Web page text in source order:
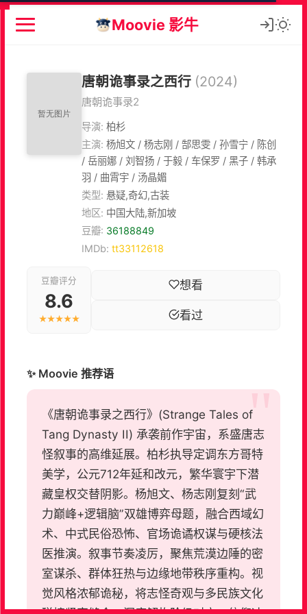
Moovie 影牛
唐朝诡事录之西行 (2024)
唐朝诡事录2
导演: 柏杉
主演: 杨旭文 / 杨志刚 / 郜思雯 / 孙雪宁 / 陈创
/ 岳丽娜 / 刘智扬 / 于毅 / 车保罗 / 黑子 / 韩承
羽 / 曲霄宇 / 汤晶媚
类型: 悬疑,奇幻,古装
地区: 中国大陆,新加坡
豆瓣: 36188849
IMDb: tt33112618
豆瓣评分
8.6
★★★★★
想看
看过
✨ Moovie 推荐语
《唐朝诡事录之西行》(Strange Tales of
Tang Dynasty II) 承袭前作宇宙，系盛唐志
怪叙事的高维延展。柏杉执导定调东方哥特
美学，公元712年延和改元，繁华寰宇下潜
藏皇权交替阴影。杨旭文、杨志刚复刻“武
力巅峰+逻辑脑”双雄博弈母题，融合西域幻
术、中式民俗恐怖、官场诡谲权谋与硬核法
医推演。叙事节奏凌厉，聚焦荒漠边陲的密
室谋杀、群体狂热与边缘地带秩序重构。视
觉风格浓郁诡秘，将志怪奇观与多民族文化